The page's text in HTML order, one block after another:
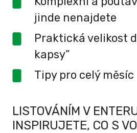
jinde nenajdete
Praktická velikost
kapsy”
Tipy pro celý měsíc
LISTOVÁNÍM V
INSPIRUJETE, CO S